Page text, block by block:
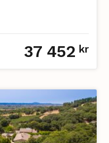
37 452 kr